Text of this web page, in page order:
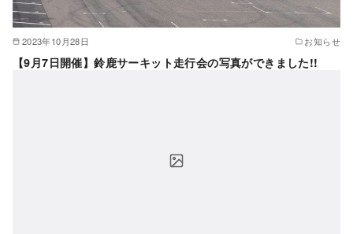
2023年10月28日 お知らせ
【9月7日開催】鈴鹿サーキット走行会の写真ができました!!